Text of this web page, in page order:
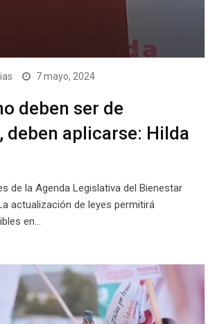
7 mayo, 2024
deben ser de
deben aplicarse: Hilda
de la Agenda Legislativa del Bienestar
actualización de leyes permitirá
en…